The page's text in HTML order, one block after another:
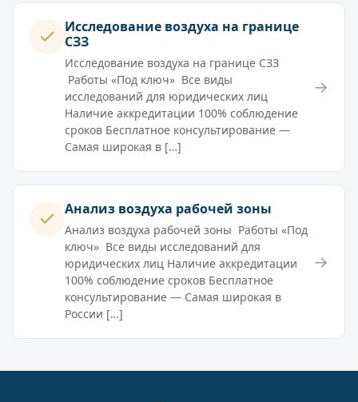
Исследование воздуха на границе
СЗЗ
Исследование воздуха на границе СЗЗ
Работы «Под ключ» Все виды
исследований для юридических лиц
Наличие аккредитации 100% соблюдение
сроков Бесплатное консультирование —
Самая широкая в […]
→
Анализ воздуха рабочей зоны
Анализ воздуха рабочей зоны Работы «Под
ключ» Все виды исследований для
юридических лиц Наличие аккредитации
100% соблюдение сроков Бесплатное
консультирование — Самая широкая в
России […]
→